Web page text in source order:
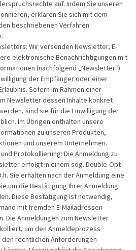
auf. Indem Sie unseren
erklären Sie sich mit dem
beschriebenen Verfahren
Wir versenden Newsletter, E-
elektronische Benachrichtigungen mit
(nachfolgend „Newsletter“)
der Empfänger oder einer
Sofern im Rahmen einer
Newsletter dessen Inhalte konkret
sind sie für die Einwilligung der
Im Übrigen enthalten unsere
zu unseren Produkten,
und unserem Unternehmen.
Protokollierung: Die Anmeldung zu
erfolgt in einem sog. Double-Opt-
Sie erhalten nach der Anmeldung eine
um die Bestätigung Ihrer Anmeldung
Diese Bestätigung ist notwendig,
mit fremden E-Mailadressen
Die Anmeldungen zum Newsletter
um den Anmeldeprozess
rechtlichen Anforderungen